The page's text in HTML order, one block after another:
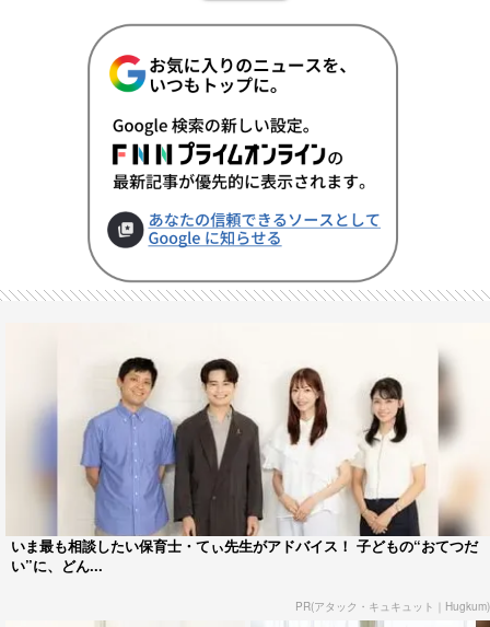
いま最も相談したい保育士・てぃ先生がアドバイス！ 子どもの“おてつだ
い”に、どん...
PR(アタック・キュキュット｜Hugkum)